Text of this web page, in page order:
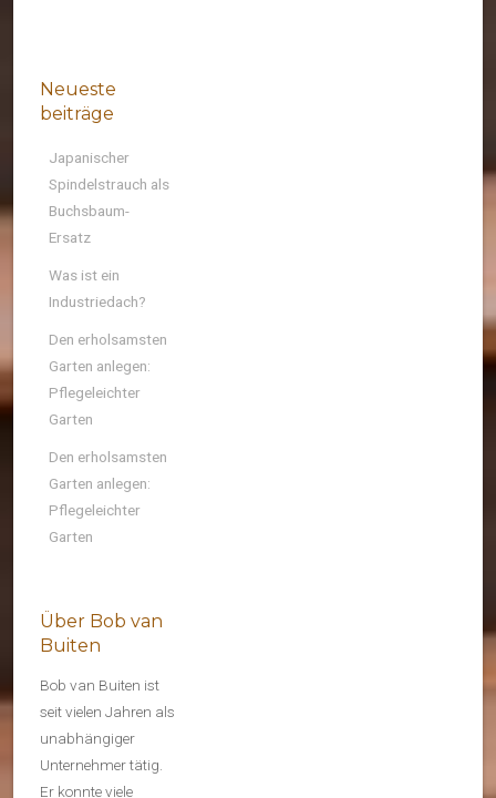
Neueste
beiträge
Japanischer
Spindelstrauch als
Buchsbaum-
Ersatz
Was ist ein
Industriedach?
Den erholsamsten
Garten anlegen:
Pflegeleichter
Garten
Den erholsamsten
Garten anlegen:
Pflegeleichter
Garten
Über Bob van
Buiten
Bob van Buiten ist
seit vielen Jahren als
unabhängiger
Unternehmer tätig.
Er konnte viele